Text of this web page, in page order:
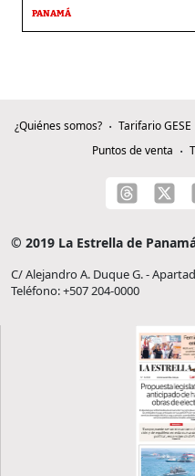
PANAMÁ
¿Quiénes somos? Tarifario GESE
Puntos de venta
© 2019 La Estrella de
C/ Alejandro A. Duque G. -
Teléfono: +507 204-0000